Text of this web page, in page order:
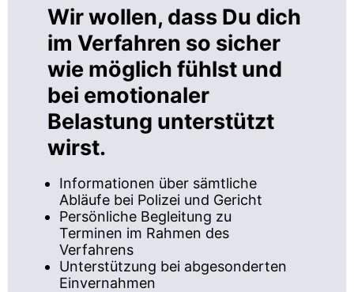
Wir wollen, dass Du dich
im Verfahren so sicher
wie möglich fühlst und
bei emotionaler
Belastung unterstützt
wirst.
Informationen über sämtliche
Abläufe bei Polizei und Gericht
Persönliche Begleitung zu
Terminen im Rahmen des
Verfahrens
Unterstützung bei abgesonderten
Einvernahmen